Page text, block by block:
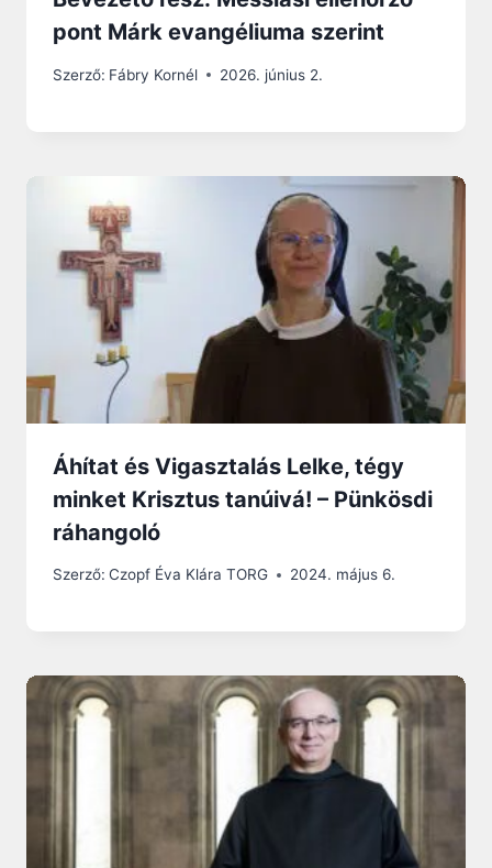
pont Márk evangéliuma szerint
Szerző: Fábry Kornél 2026. június 2.
Áhítat és Vigasztalás Lelke, tégy
minket Krisztus tanúivá! – Pünkösdi
ráhangoló
Szerző: Czopf Éva Klára TORG 2024. május 6.